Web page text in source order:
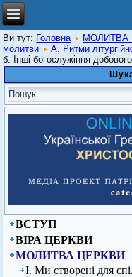
Ви тут: Головна МОЛИТВА
молитви
А. Ритми
б. Інші богослужіння
ВСТУП
ВІРА ЦЕРКВИ
МОЛИТВА ЦЕРКВИ
І. Ми створені для